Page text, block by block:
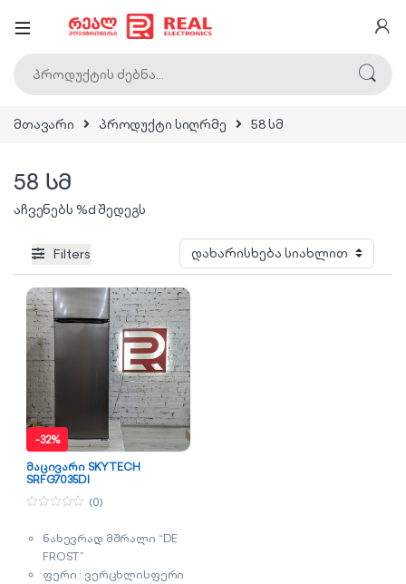
მთავარი პროდუქტი სიღრმე 58 სმ
58 სმ
აჩვენებს %d შედეგს
Filters
-32%
მაცივარი SKYTECH
SRFG7035DI
u
f
(0)
ნახევრად მშრალი “DE
FROST”
ფერი : ვერცხლისფერი